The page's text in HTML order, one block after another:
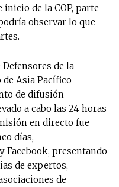
inicio de la COP, parte
observar lo que
de la
de Asia Pacífico
de difusión
a cabo las 24 horas
en directo fue
días,
Facebook, presentando
de expertos,
de